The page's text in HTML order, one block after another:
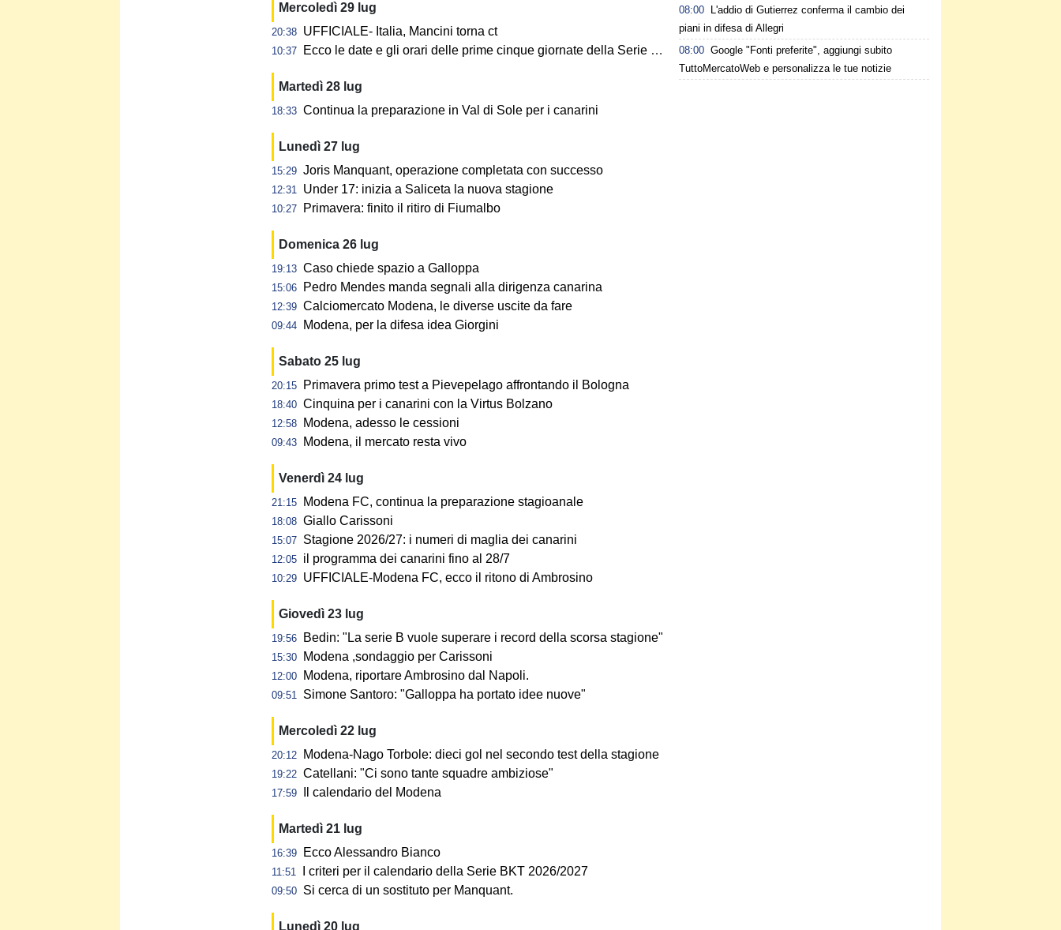
Mercoledì 29 lug
20:38 UFFICIALE- Italia, Mancini torna ct
10:37 Ecco le date e gli orari delle prime cinque giornate della Serie BKT
Martedì 28 lug
18:33 Continua la preparazione in Val di Sole per i canarini
Lunedì 27 lug
15:29 Joris Manquant, operazione completata con successo
12:31 Under 17: inizia a Saliceta la nuova stagione
10:27 Primavera: finito il ritiro di Fiumalbo
Domenica 26 lug
19:13 Caso chiede spazio a Galloppa
15:06 Pedro Mendes manda segnali alla dirigenza canarina
12:39 Calciomercato Modena, le diverse uscite da fare
09:44 Modena, per la difesa idea Giorgini
Sabato 25 lug
20:15 Primavera primo test a Pievepelago affrontando il Bologna
18:40 Cinquina per i canarini con la Virtus Bolzano
12:58 Modena, adesso le cessioni
09:43 Modena, il mercato resta vivo
Venerdì 24 lug
21:15 Modena FC, continua la preparazione stagioanale
18:08 Giallo Carissoni
15:07 Stagione 2026/27: i numeri di maglia dei canarini
12:05 il programma dei canarini fino al 28/7
10:29 UFFICIALE-Modena FC, ecco il ritono di Ambrosino
Giovedì 23 lug
19:56 Bedin: "La serie B vuole superare i record della scorsa stagione"
15:30 Modena ,sondaggio per Carissoni
12:00 Modena, riportare Ambrosino dal Napoli.
09:51 Simone Santoro: "Galloppa ha portato idee nuove"
Mercoledì 22 lug
20:12 Modena-Nago Torbole: dieci gol nel secondo test della stagione
19:22 Catellani: "Ci sono tante squadre ambiziose"
17:59 Il calendario del Modena
Martedì 21 lug
16:39 Ecco Alessandro Bianco
11:51 I criteri per il calendario della Serie BKT 2026/2027
09:50 Si cerca di un sostituto per Manquant.
Lunedì 20 lug
08:00
L'addio di Gutierrez conferma il cambio dei
piani in difesa di Allegri
08:00 Google "Fonti preferite", aggiungi subito
TuttoMercatoWeb e personalizza le tue notizie